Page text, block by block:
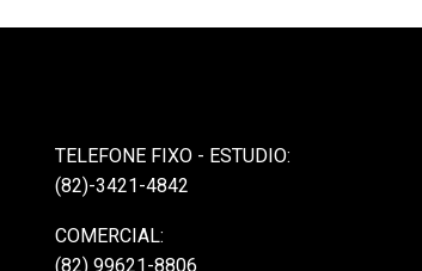
TELEFONE FIXO - ESTUDIO:
(82)-3421-4842
COMERCIAL:
(82) 99621-8806